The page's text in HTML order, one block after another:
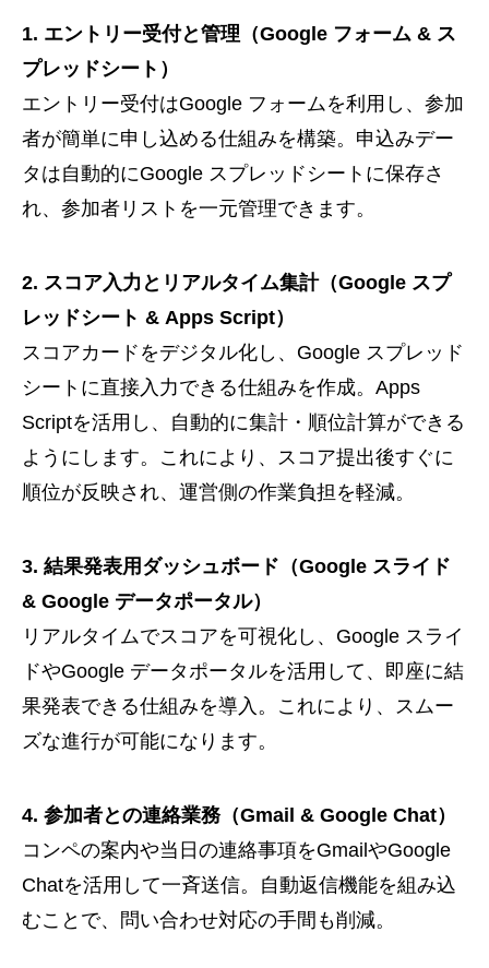
1. エントリー受付と管理（Google フォーム & ス
プレッドシート）
エントリー受付はGoogle フォームを利用し、参加
者が簡単に申し込める仕組みを構築。申込みデー
タは自動的にGoogle スプレッドシートに保存さ
れ、参加者リストを一元管理できます。
2. スコア入力とリアルタイム集計（Google スプ
レッドシート & Apps Script）
スコアカードをデジタル化し、Google スプレッド
シートに直接入力できる仕組みを作成。Apps
Scriptを活用し、自動的に集計・順位計算ができる
ようにします。これにより、スコア提出後すぐに
順位が反映され、運営側の作業負担を軽減。
3. 結果発表用ダッシュボード（Google スライド
& Google データポータル）
リアルタイムでスコアを可視化し、Google スライ
ドやGoogle データポータルを活用して、即座に結
果発表できる仕組みを導入。これにより、スムー
ズな進行が可能になります。
4. 参加者との連絡業務（Gmail & Google Chat）
コンペの案内や当日の連絡事項をGmailやGoogle
Chatを活用して一斉送信。自動返信機能を組み込
むことで、問い合わせ対応の手間も削減。